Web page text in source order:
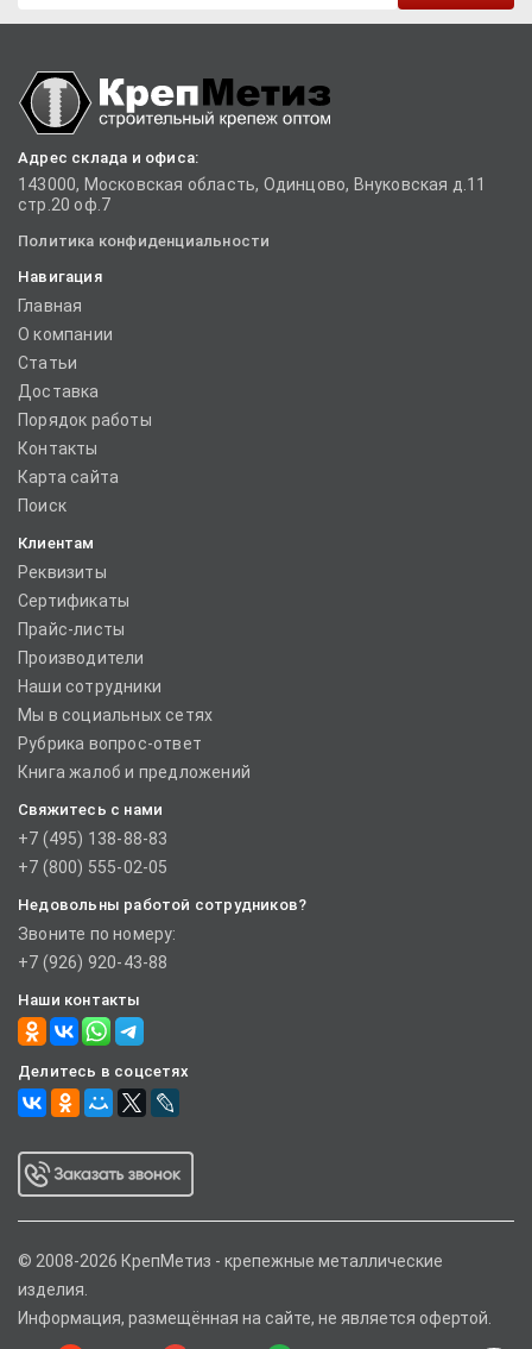
Адрес склада и офиса:
143000, Московская область, Одинцово, Внуковская д.11
стр.20 оф.7
Политика конфиденциальности
Навигация
Главная
О компании
Статьи
Доставка
Порядок работы
Контакты
Карта сайта
Поиск
Клиентам
Реквизиты
Сертификаты
Прайс-листы
Производители
Наши сотрудники
Мы в социальных сетях
Рубрика вопрос-ответ
Книга жалоб и предложений
Свяжитесь с нами
+7 (495) 138-88-83
+7 (800) 555-02-05
Недовольны работой сотрудников?
Звоните по номеру:
+7 (926) 920-43-88
Наши контакты
Делитесь в соцсетях
© 2008-2026 КрепМетиз - крепежные металлические
изделия.
Информация, размещённая на сайте, не является офертой.